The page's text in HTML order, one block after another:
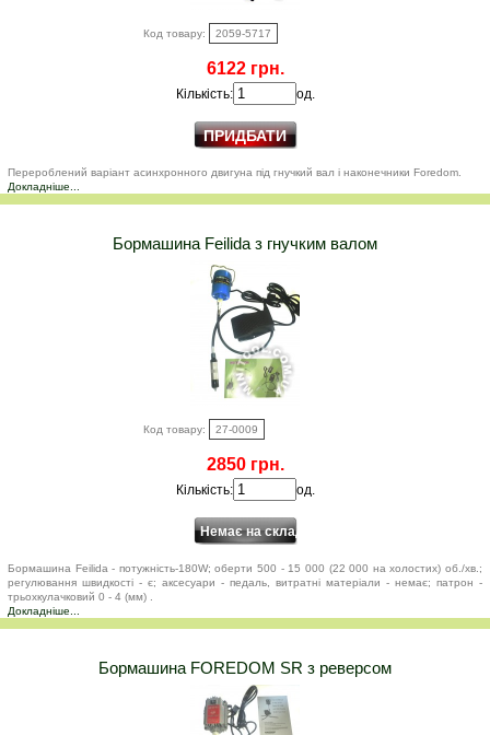
Код товару: 2059-5717
6122 грн.
Кількість: од.
Перероблений варіант асинхронного двигуна під гнучкий вал і наконечники Foredom.
Докладніше...
Бормашина Feilida з гнучким валом
Код товару: 27-0009
2850 грн.
Кількість: од.
Бормашина Feilida - потужність-180W; оберти 500 - 15 000 (22 000 на холостих) об./хв.;
регулювання швидкості - є; аксесуари - педаль, витратні матеріали - немає; патрон -
трьохкулачковий 0 - 4 (мм) .
Докладніше...
Бормашина FOREDOM SR з реверсом